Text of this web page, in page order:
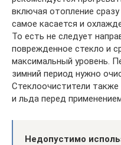
включая отопление
самое касается и
То есть не следует
поврежденное стекло и
максимальный уровень.
зимний период нужно
Стеклоочистители
и льда перед
Недопустимо